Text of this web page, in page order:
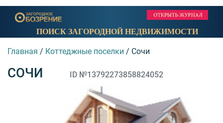
ПОИСК ЗАГОРОДНОЙ НЕДВИЖИМОСТИ
Главная / Коттеджные поселки / Сочи
СОЧИ ID №13792273858824052